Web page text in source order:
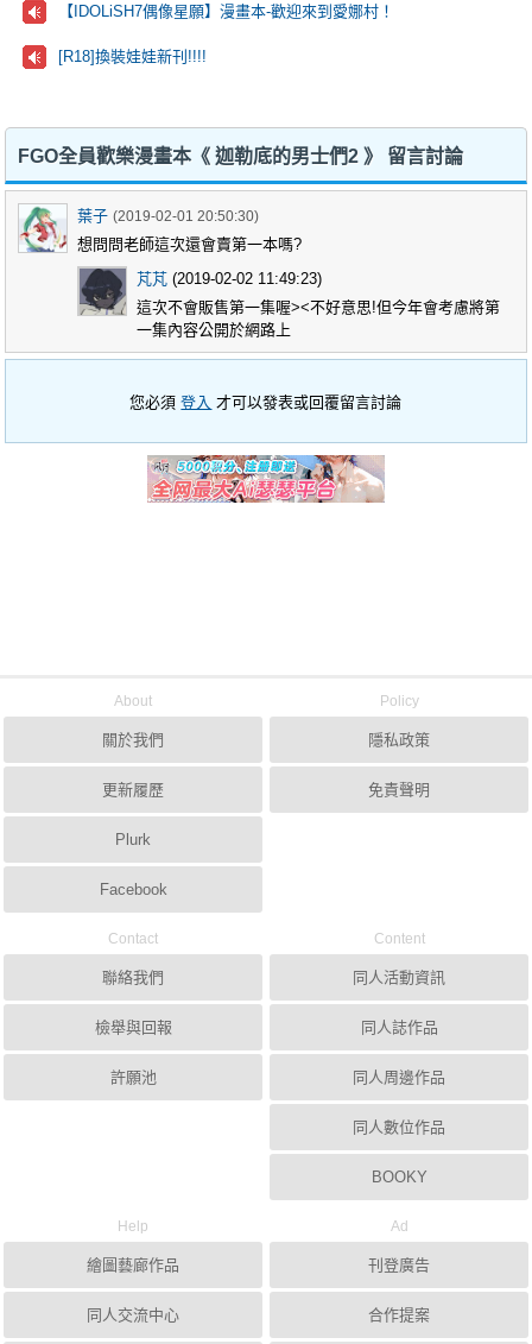
【IDOLiSH7偶像星願】漫畫本-歡迎來到愛娜村！
[R18]換裝娃娃新刊!!!!
FGO全員歡樂漫畫本《 迦勒底的男士們2 》 留言討論
葉子 (2019-02-01 20:50:30)
想問問老師這次還會賣第一本嗎?
芃芃 (2019-02-02 11:49:23)
這次不會販售第一集喔><不好意思!但今年會考慮將第
一集內容公開於網路上
您必須登入 才可以發表或回覆留言討論
About
關於我們
更新履歷
Plurk
Facebook
Policy
隱私政策
免責聲明
Contact
聯絡我們
檢舉與回報
許願池
Content
同人活動資訊
同人誌作品
同人周邊作品
同人數位作品
BOOKY
Help
繪圖藝廊作品
同人交流中心
Ad
刊登廣告
合作提案